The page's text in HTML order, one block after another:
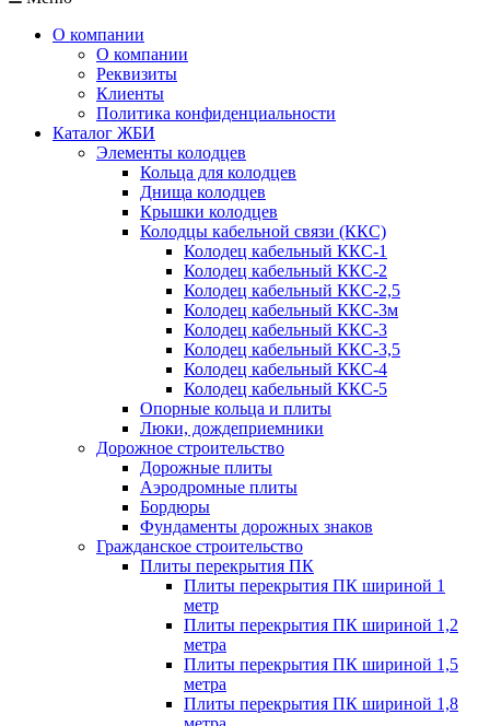
О компании
О компании
Реквизиты
Клиенты
Политика конфиденциальности
Каталог ЖБИ
Элементы колодцев
Кольца для колодцев
Днища колодцев
Крышки колодцев
Колодцы кабельной связи (ККС)
Колодец кабельный ККС-1
Колодец кабельный ККС-2
Колодец кабельный ККС-2,5
Колодец кабельный ККС-3м
Колодец кабельный ККС-3
Колодец кабельный ККС-3,5
Колодец кабельный ККС-4
Колодец кабельный ККС-5
Опорные кольца и плиты
Люки, дождеприемники
Дорожное строительство
Дорожные плиты
Аэродромные плиты
Бордюры
Фундаменты дорожных знаков
Гражданское строительство
Плиты перекрытия ПК
Плиты перекрытия ПК шириной 1
метр
Плиты перекрытия ПК шириной 1,2
метра
Плиты перекрытия ПК шириной 1,5
метра
Плиты перекрытия ПК шириной 1,8